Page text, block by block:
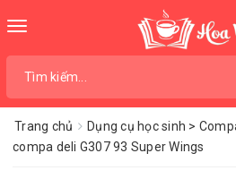
Toggle
Trang chủ Dụng cụ học sinh >
compa deli G307 93 Super Wings